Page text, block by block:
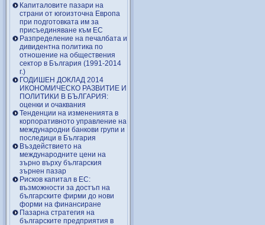
Капиталовите пазари на
страни от югоизточна Европа
при подготовката им за
присъединяване към ЕС
Разпределение на печалбата и
дивидентна политика по
отношение на обществения
сектор в България (1991-2014
г.)
ГОДИШЕН ДОКЛАД 2014
ИКОНОМИЧЕСКО РАЗВИТИЕ И
ПОЛИТИКИ В БЪЛГАРИЯ:
оценки и очаквания
Тенденции на измененията в
корпоративното управление на
международни банкови групи и
последици в България
Въздействието на
международните цени на
зърно върху българския
зърнен пазар
Рисков капитал в ЕС:
възможности за достъп на
българските фирми до нови
форми на финансиране
Пазарна стратегия на
българските предприятия в